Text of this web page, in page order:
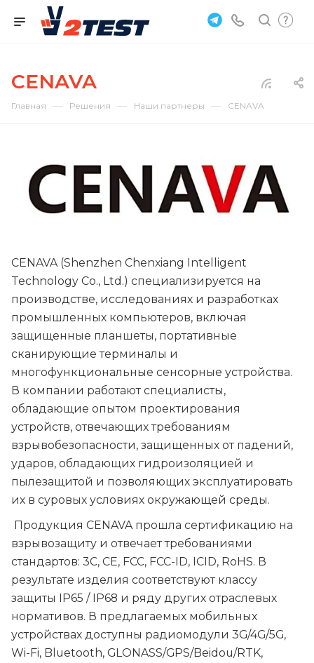
CENAVA
Главная — Решения — Наши партнеры — CENAVA
CENAVA (Shenzhen Chenxiang Intelligent
Technology Co., Ltd.) специализируется на
производстве, исследованиях и разработках
промышленных компьютеров, включая
защищенные планшеты, портативные
сканирующие терминалы и
многофункциональные сенсорные устройства.
В компании работают специалисты,
обладающие опытом проектирования
устройств, отвечающих требованиям
взрывобезопасности, защищенных от падений,
ударов, обладающих гидроизоляцией и
пылезащитой и позволяющих эксплуатировать
их в суровых условиях окружающей среды.
Продукция CENAVA прошла сертификацию на
взрывозащиту и отвечает требованиями
стандартов: 3C, CE, FCC, FCC-ID, ICID, RoHS. В
результате изделия соответствуют классу
защиты IP65 / IP68 и ряду других отраслевых
нормативов. В предлагаемых мобильных
устройствах доступны радиомодули 3G/4G/5G,
Wi-Fi, Bluetooth, GLONASS/GPS/Beidou/RTK,